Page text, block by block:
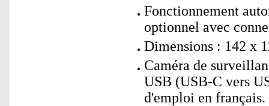
Fonctionnement
optionnel avec
Dimensions : 142 x
Caméra de
USB (USB-C vers
d'emploi en français.